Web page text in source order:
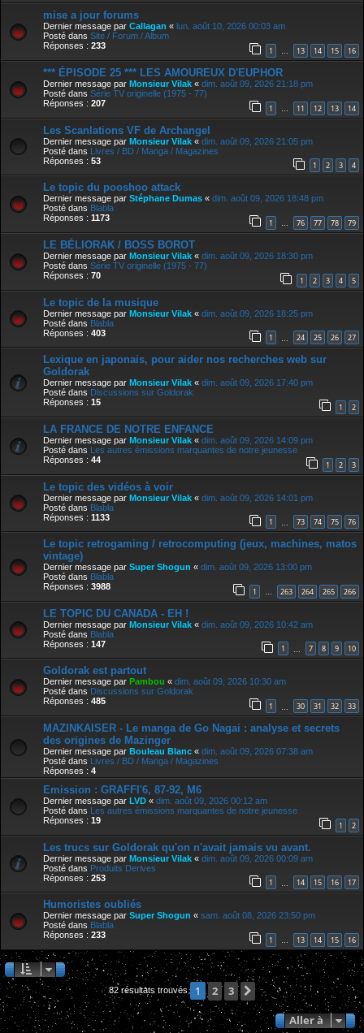
mise a jour forums
Dernier message par Callagan « lun. août 10, 2026 00:03 am
Posté dans Site / Forum / Album
Réponses : 233 1 … 13 14 15 16
*** ÉPISODE 25 *** LES AMOUREUX D'EUPHOR
Dernier message par Monsieur Vilak « dim. août 09, 2026 21:18 pm
Posté dans Série TV originelle (1975 - 77)
Réponses : 207 1 … 11 12 13 14
Les Scanlations VF de Archangel
Dernier message par Monsieur Vilak « dim. août 09, 2026 21:05 pm
Posté dans Livres / BD / Manga / Magazines
Réponses : 53 1 2 3 4
Le topic du pooshoo attack
Dernier message par Stéphane Dumas « dim. août 09, 2026 18:48 pm
Posté dans Blabla
Réponses : 1173 1 … 76 77 78 79
LE BÉLIORAK / BOSS BOROT
Dernier message par Monsieur Vilak « dim. août 09, 2026 18:30 pm
Posté dans Série TV originelle (1975 - 77)
Réponses : 70 1 2 3 4 5
Le topic de la musique
Dernier message par Monsieur Vilak « dim. août 09, 2026 18:25 pm
Posté dans Blabla
Réponses : 403 1 24 25 26 27
Lexique en japonais, pour aider nos recherches web sur
Goldorak
Dernier message par Monsieur Vilak « dim. août 09, 2026 17:40 pm
Posté dans Discussions sur Goldorak
Réponses : 15 1 2
LA FRANCE DE NOTRE ENFANCE
Dernier message par Monsieur Vilak « dim. août 09, 2026 14:09 pm
Posté dans Les autres émissions marquantes de notre jeunesse
Réponses : 44 1 2 3
Le topic des vidéos à voir
Dernier message par Monsieur Vilak « dim. août 09, 2026 14:01 pm
Posté dans Blabla
Réponses : 1133 1 73 74 75 76
Le topic retrogaming / retrocomputing (jeux, machines, matos
vintage)
Dernier message par Super Shogun « dim. août 09, 2026 13:00 pm
Posté dans Blabla
Réponses : 3988 1 … 263 264 265 266
LE TOPIC DU CANADA - EH !
Dernier message par Monsieur Vilak « dim. août 09, 2026 10:42 am
Posté dans Blabla
Réponses : 147 1 7 8 9 10
Goldorak est partout
Dernier message par Pambou « dim. août 09, 2026 10:30 am
Posté dans Discussions sur Goldorak
Réponses : 485 1 30 31 32 33
MAZINKAISER - Le manga de Go Nagai : analyse et secrets
des origines de Mazinger
Dernier message par Bouleau Blanc « dim. août 09, 2026 07:38 am
Posté dans Livres / BD / Manga / Magazines
Réponses : 4
Emission : GRAFFI'6, 87-92, M6
Dernier message par LVD « dim. août 09, 2026 00:12 am
Posté dans Les autres émissions marquantes de notre jeunesse
Réponses : 19 1 2
Les trucs sur Goldorak qu'on n'avait jamais vu avant.
Dernier message par Monsieur Vilak « dim. août 09, 2026 00:09 am
Posté dans Produits Derives
Réponses : 253 1 14 15 16 17
Humoristes oubliés
Dernier message par Super Shogun « sam. août 08, 2026 23:50 pm
Posté dans Blabla
Réponses : 233 1 … 13 14 15 16
82 résultats trouvés 1 2 3
Suivante
Aller à